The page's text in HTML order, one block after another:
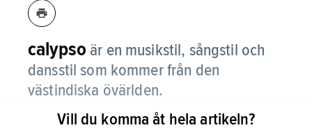
calypso är en musikstil, sångstil och
dansstil som kommer från den
västindiska övärlden.
Den började utvecklas under slutet av 1800-
Vill du komma åt hela artikeln?